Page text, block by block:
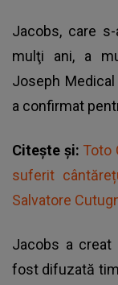
Jacobs, care
mulţi ani, a
Joseph Medical
a confirmat
Citește și: Toto
suferit
Salvatore
Jacobs a creat
fost difuzată